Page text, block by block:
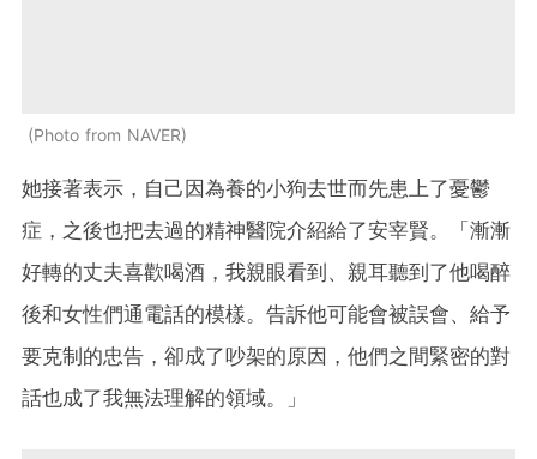
Photo from NAVER
她接著表示，自己因為養的小狗去世而先患上了憂鬱
症，之後也把去過的精神醫院介紹給了安宰賢。「漸漸
好轉的丈夫喜歡喝酒，我親眼看到、親耳聽到了他喝醉
後和女性們通電話的模樣。告訴他可能會被誤會、給予
要克制的忠告，卻成了吵架的原因，他們之間緊密的對
話也成了我無法理解的領域。」